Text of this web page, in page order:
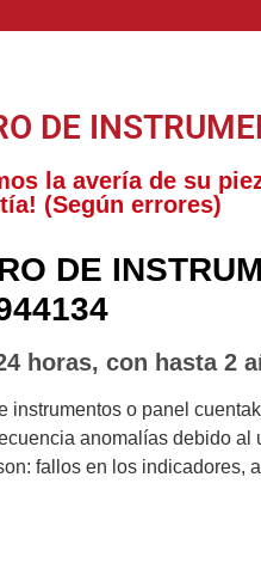
DE
la avería de su
(Según errores)
DE
horas, con hasta 2
instrumentos o panel
anomalías debido
fallos en los indicadores,